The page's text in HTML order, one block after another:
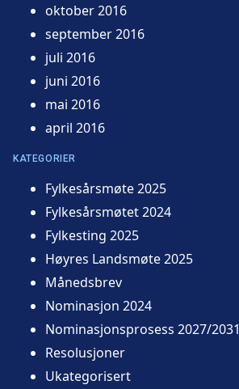
oktober 2016
september 2016
juli 2016
juni 2016
mai 2016
april 2016
KATEGORIER
Fylkesårsmøte 2025
Fylkesårsmøtet 2024
Fylkesting 2025
Høyres Landsmøte 2025
Månedsbrev
Nominasjon 2024
Nominasjonsprosess 2027/2031
Resolusjoner
Ukategorisert